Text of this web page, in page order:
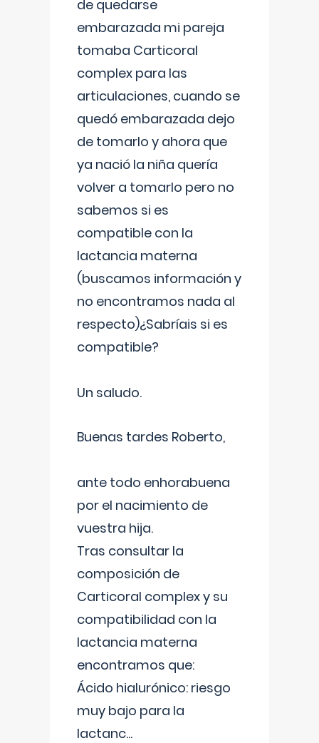
de quedarse
embarazada mi pareja
tomaba Carticoral
complex para las
articulaciones, cuando se
quedó embarazada dejo
de tomarlo y ahora que
ya nació la niña quería
volver a tomarlo pero no
sabemos si es
compatible con la
lactancia materna
(buscamos información y
no encontramos nada al
respecto)¿Sabríais si es
compatible?
Un saludo.
Buenas tardes Roberto,
ante todo enhorabuena
por el nacimiento de
vuestra hija.
Tras consultar la
composición de
Carticoral complex y su
compatibilidad con la
lactancia materna
encontramos que:
Ácido hialurónico: riesgo
muy bajo para la
lactanc...